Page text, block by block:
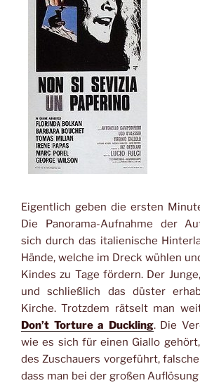
Eigentlich geben die ersten
Die Panorama-Aufnahme der
sich durch das italienische
Hände, welche im Dreck wühlen
Kindes zu Tage fördern. Der
und schließlich das düster
Kirche. Trotzdem rätselt man
Don’t Torture a Duckling. Die
wie es sich für einen Giallo
des Zuschauers vorgeführt,
dass man bei der großen